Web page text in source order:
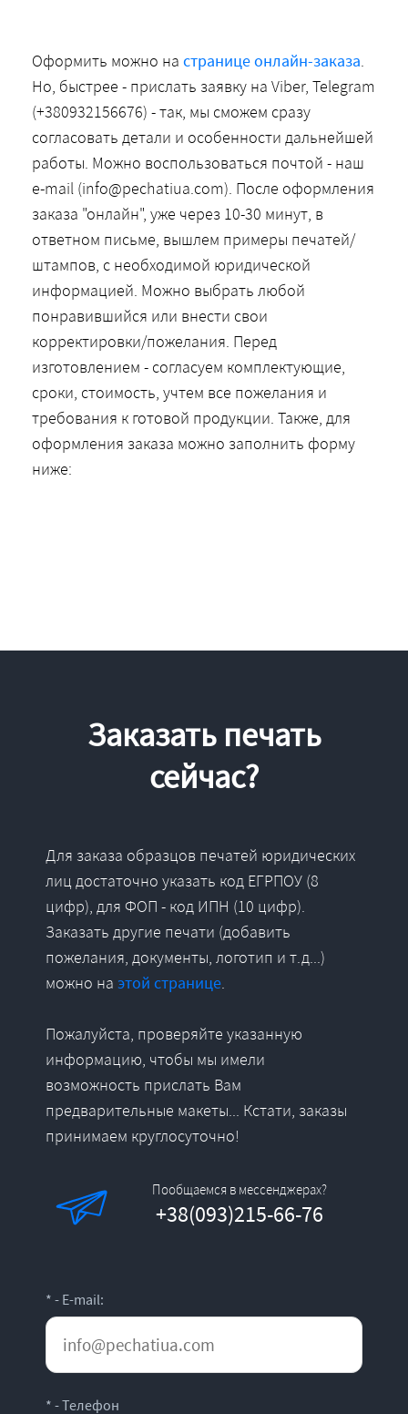
Оформить можно на странице онлайн-заказа.
Но, быстрее - прислать заявку на Viber, Telegram
(+380932156676) - так, мы сможем сразу
согласовать детали и особенности дальнейшей
работы. Можно воспользоваться почтой - наш
e-mail (info@pechatiua.com). После оформления
заказа "онлайн", уже через 10-30 минут, в
ответном письме, вышлем примеры печатей/
штампов, с необходимой юридической
информацией. Можно выбрать любой
понравившийся или внести свои
корректировки/пожелания. Перед
изготовлением - согласуем комплектующие,
сроки, стоимость, учтем все пожелания и
требования к готовой продукции. Также, для
оформления заказа можно заполнить форму
ниже:
Заказать печать
сейчас?
Для заказа образцов печатей юридических
лиц достаточно указать код ЕГРПОУ (8
цифр), для ФОП - код ИПН (10 цифр).
Заказать другие печати (добавить
пожелания, документы, логотип и т.д...)
можно на этой странице.
Пожалуйста, проверяйте указанную
информацию, чтобы мы имели
возможность прислать Вам
предварительные макеты... Кстати, заказы
принимаем круглосуточно!
Пообщаемся в мессенджерах?
+38(093)215-66-76
* - E-mail:
* - Телефон